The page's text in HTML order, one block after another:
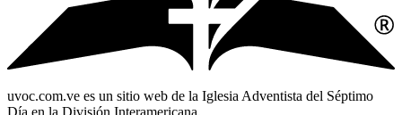
uvoc.com.ve es un sitio web de la Iglesia Adventista del Séptimo